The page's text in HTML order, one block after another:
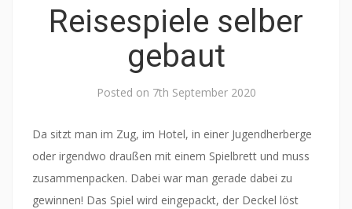
Reisespiele selber
gebaut
Posted on 7th September 2020
Da sitzt man im Zug, im Hotel, in einer Jugendherberge
oder irgendwo draußen mit einem Spielbrett und muss
zusammenpacken. Dabei war man gerade dabei zu
gewinnen! Das Spiel wird eingepackt, der Deckel löst